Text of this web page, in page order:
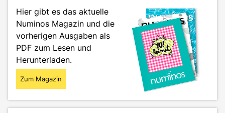
Hier gibt es das aktuelle
Numinos Magazin und die
vorherigen Ausgaben als
PDF zum Lesen und
Herunterladen.
Zum Magazin